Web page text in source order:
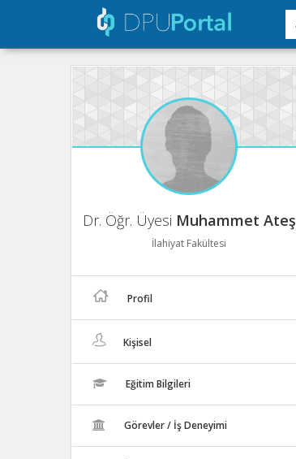
Dr. Öğr. Üyesi Muhammet Ateş
İlahiyat Fakültesi
Profil
Kişisel
Eğitim Bilgileri
Görevler / İş Deneyimi